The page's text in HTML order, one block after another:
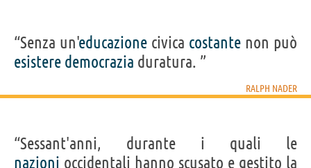
“Senza un'educazione civica costante non può
esistere democrazia duratura. ”
RALPH NADER
“Sessant'anni, durante i quali le
nazioni occidentali hanno scusato e gestito la